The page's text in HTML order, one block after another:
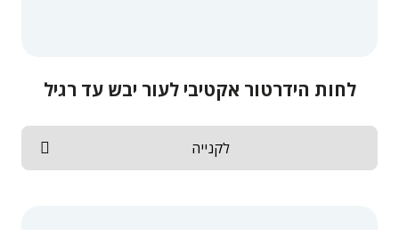
לחות הידרטור אקטיבי לעור יבש עד רגיל
לקנייה